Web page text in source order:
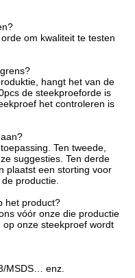
om kwaliteit te testen
hangt het van de
de steekproeforde is
het controleren is
Ten tweede,
suggesties. Ten derde
plaatst een storting voor
productie.
het product?
vóór onze die productie
onze steekproef wordt
MSDS… enz.